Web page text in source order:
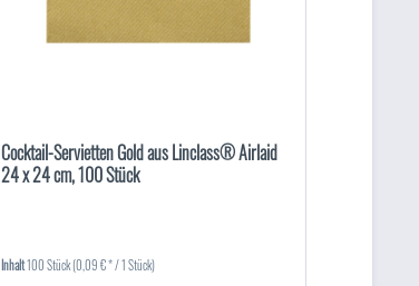
Cocktail-Servietten Gold aus Linclass® Airlaid
24 x 24 cm, 100 Stück
Inhalt100 Stück(0,09 € * / 1 Stück)